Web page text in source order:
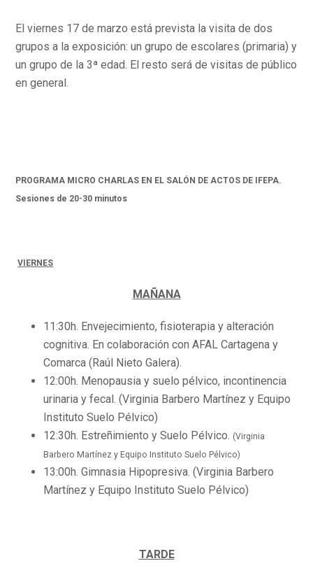
El viernes 17 de marzo está prevista la visita de dos
grupos a la exposición: un grupo de escolares (primaria) y
un grupo de la 3ª edad. El resto será de visitas de público
en general.
PROGRAMA MICRO CHARLAS EN EL SALÓN DE ACTOS DE IFEPA.
Sesiones de 20-30 minutos
VIERNES
MAÑANA
11:30h. Envejecimiento, fisioterapia y alteración
cognitiva. En colaboración con AFAL Cartagena y
Comarca (Raúl Nieto Galera).
12:00h. Menopausia y suelo pélvico, incontinencia
urinaria y fecal. (Virginia Barbero Martínez y Equipo
Instituto Suelo Pélvico)
12:30h. Estreñimiento y Suelo Pélvico.
(Virginia
Barbero Martínez y Equipo Instituto Suelo Pélvico)
13:00h. Gimnasia Hipopresiva. (Virginia Barbero
Martínez y Equipo Instituto Suelo Pélvico)
TARDE